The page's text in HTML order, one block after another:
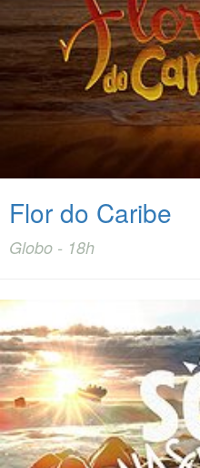
Flor do Caribe
Globo - 18h